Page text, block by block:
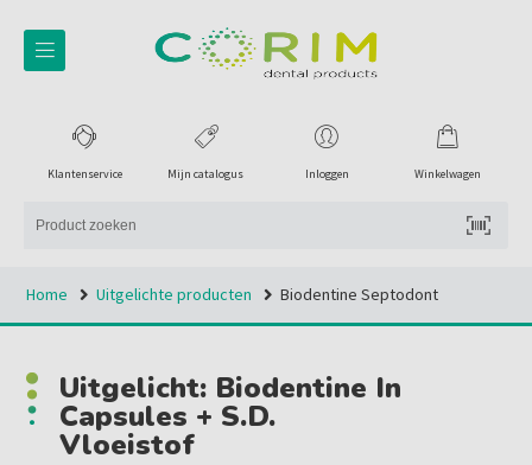
Winkelwagen
Inloggen
Mijn catalogus
Klantenservice
Home Uitgelichte producten Biodentine Septodont
Uitgelicht: Biodentine In
Capsules + S.D.
Vloeistof